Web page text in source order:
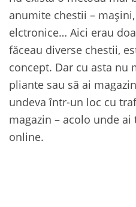
anumite chestii –
elctronice… Aici erau
făceau diverse chestii,
concept. Dar cu asta nu
pliante sau să ai
undeva într-un loc cu
magazin – acolo unde
online.